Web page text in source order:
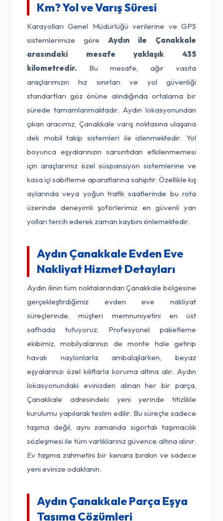
Km? Yol ve Varış Süresi
Karayolları Genel Müdürlüğü verilerine ve GPS
sistemlerimize göre Aydın ile Çanakkale
arasındaki mesafe yaklaşık 435
kilometredir. Bu mesafe, ağır vasıta
araçlarımızın hız sınırları ve yol güvenliği
standartları göz önüne alındığında ortalama bir
sürede tamamlanmaktadır. Aydın lokasyonundan
çıkan aracımız, Çanakkale varış noktasına ulaşana
dek mobil takip sistemleri ile izlenmektedir. Yol
boyunca eşyalarınızın sarsıntıdan etkilenmemesi
için araçlarımız özel süspansiyon sistemlerine ve
kasa içi sabitleme aparatlarına sahiptir. Özellikle kış
aylarında veya yoğun trafik saatlerinde bu rota
üzerinde deneyimli şoförlerimiz en güvenli yan
yolları tercih ederek zaman kaybını önlemektedir.
Aydın Çanakkale Evden Eve
Nakliyat Hizmet Detayları
Aydın ilinin tüm noktalarından Çanakkale bölgesine
gerçekleştirdiğimiz evden eve nakliyat
süreçlerinde, müşteri memnuniyetini en üst
safhada tutuyoruz. Profesyonel paketleme
ekibimiz, mobilyalarınızı de monte hale getirip
havalı naylonlarla ambalajlarken, beyaz
eşyalarınızı özel kılıflarla koruma altına alır. Aydın
lokasyonundaki evinizden alınan her bir parça,
Çanakkale adresindeki yeni yerinde titizlikle
kurulumu yapılarak teslim edilir. Bu süreçte sadece
taşıma değil, aynı zamanda sigortalı taşımacılık
sözleşmesi ile tüm varlıklarınız güvence altına alınır.
Ev taşıma zahmetini bir kenara bırakın ve sadece
yeni evinize odaklanın.
Aydın Çanakkale Parça Eşya
Taşıma Çözümleri